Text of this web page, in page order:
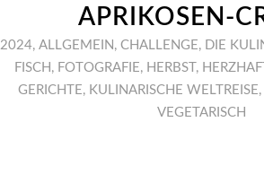
APRIKOSEN-
2024, ALLGEMEIN , CHALLENGE, DIE
FISCH , FOTOGRAFIE, HERBST , HERZHAFT
GERICHTE, KULINARISCHE WELTREISE,
VEGETARISCH